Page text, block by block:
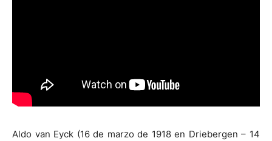
Aldo van Eyck (16 de marzo de 1918 en Driebergen – 14